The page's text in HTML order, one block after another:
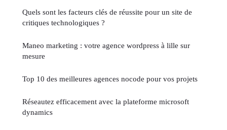
Quels sont les facteurs clés de réussite pour un site de
critiques technologiques ?
Maneo marketing : votre agence wordpress à lille sur
mesure
Top 10 des meilleures agences nocode pour vos projets
Réseautez efficacement avec la plateforme microsoft
dynamics